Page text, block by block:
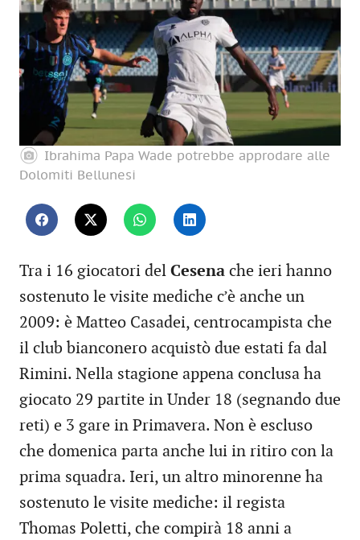
Ibrahima Papa Wade potrebbe approdare alle
Dolomiti Bellunesi
Tra i 16 giocatori del Cesena che ieri hanno
sostenuto le visite mediche c’è anche un
2009: è Matteo Casadei, centrocampista che
il club bianconero acquistò due estati fa dal
Rimini. Nella stagione appena conclusa ha
giocato 29 partite in Under 18 (segnando due
reti) e 3 gare in Primavera. Non è escluso
che domenica parta anche lui in ritiro con la
prima squadra. Ieri, un altro minorenne ha
sostenuto le visite mediche: il regista
Thomas Poletti, che compirà 18 anni a